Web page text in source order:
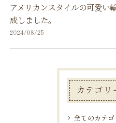
アメリカンスタイルの可愛い
成しました。
2024/08/25
カテゴリ
全てのカテゴ